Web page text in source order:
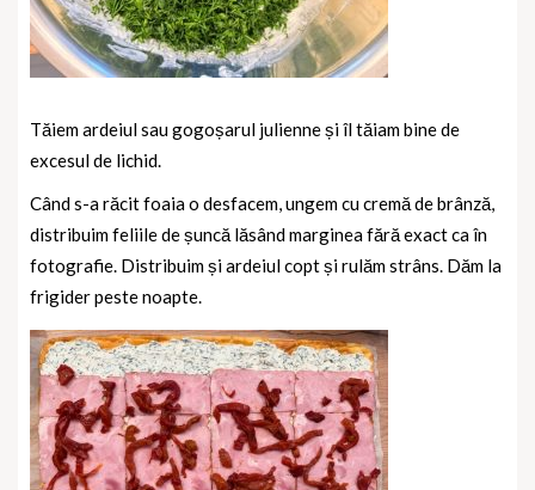
Tăiem ardeiul sau gogoșarul julienne și îl tăiam bine de
excesul de lichid.
Când s-a răcit foaia o desfacem, ungem cu cremă de brânză,
distribuim feliile de șuncă lăsând marginea fără exact ca în
fotografie. Distribuim și ardeiul copt și rulăm strâns. Dăm la
frigider peste noapte.